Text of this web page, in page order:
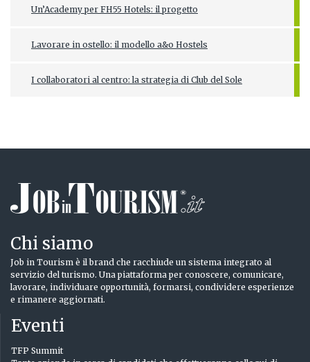
Un’Academy per FH55 Hotels: il progetto
Lavorare in ostello: il modello a&o Hostels
I collaboratori al centro: la strategia di Club del Sole
Chi siamo
Job in Tourism è il brand che racchiude un sistema integrato al
servizio del turismo. Una piattaforma per conoscere, comunicare,
lavorare, individuare opportunità, formarsi, condividere esperienze
e rimanere aggiornati.
Eventi
TFP Summit